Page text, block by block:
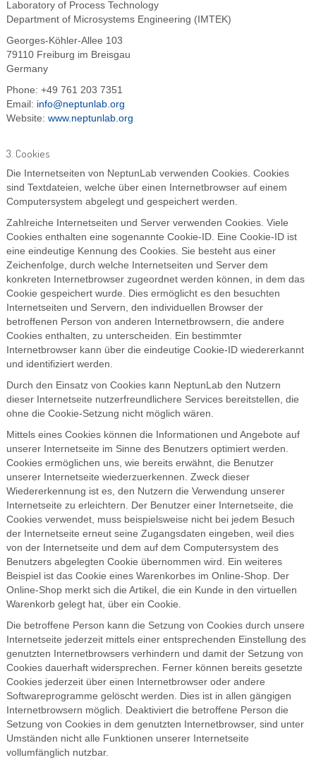
Laboratory of Process Technology
Department of Microsystems Engineering (IMTEK)
Georges-Köhler-Allee 103
79110 Freiburg im Breisgau
Germany
Phone: +49 761 203 7351
Email: info@neptunlab.org
Website: www.neptunlab.org
3. Cookies
Die Internetseiten von NeptunLab verwenden Cookies. Cookies
sind Textdateien, welche über einen Internetbrowser auf einem
Computersystem abgelegt und gespeichert werden.
Zahlreiche Internetseiten und Server verwenden Cookies. Viele
Cookies enthalten eine sogenannte Cookie-ID. Eine Cookie-ID ist
eine eindeutige Kennung des Cookies. Sie besteht aus einer
Zeichenfolge, durch welche Internetseiten und Server dem
konkreten Internetbrowser zugeordnet werden können, in dem das
Cookie gespeichert wurde. Dies ermöglicht es den besuchten
Internetseiten und Servern, den individuellen Browser der
betroffenen Person von anderen Internetbrowsern, die andere
Cookies enthalten, zu unterscheiden. Ein bestimmter
Internetbrowser kann über die eindeutige Cookie-ID wiedererkannt
und identifiziert werden.
Durch den Einsatz von Cookies kann NeptunLab den Nutzern
dieser Internetseite nutzerfreundlichere Services bereitstellen, die
ohne die Cookie-Setzung nicht möglich wären.
Mittels eines Cookies können die Informationen und Angebote auf
unserer Internetseite im Sinne des Benutzers optimiert werden.
Cookies ermöglichen uns, wie bereits erwähnt, die Benutzer
unserer Internetseite wiederzuerkennen. Zweck dieser
Wiedererkennung ist es, den Nutzern die Verwendung unserer
Internetseite zu erleichtern. Der Benutzer einer Internetseite, die
Cookies verwendet, muss beispielsweise nicht bei jedem Besuch
der Internetseite erneut seine Zugangsdaten eingeben, weil dies
von der Internetseite und dem auf dem Computersystem des
Benutzers abgelegten Cookie übernommen wird. Ein weiteres
Beispiel ist das Cookie eines Warenkorbes im Online-Shop. Der
Online-Shop merkt sich die Artikel, die ein Kunde in den virtuellen
Warenkorb gelegt hat, über ein Cookie.
Die betroffene Person kann die Setzung von Cookies durch unsere
Internetseite jederzeit mittels einer entsprechenden Einstellung des
genutzten Internetbrowsers verhindern und damit der Setzung von
Cookies dauerhaft widersprechen. Ferner können bereits gesetzte
Cookies jederzeit über einen Internetbrowser oder andere
Softwareprogramme gelöscht werden. Dies ist in allen gängigen
Internetbrowsern möglich. Deaktiviert die betroffene Person die
Setzung von Cookies in dem genutzten Internetbrowser, sind unter
Umständen nicht alle Funktionen unserer Internetseite
vollumfänglich nutzbar.